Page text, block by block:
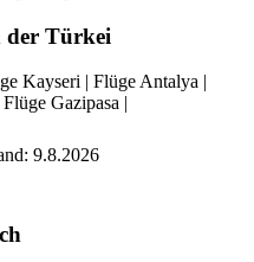
der Türkei
Kayseri | Flüge Antalya |
Gazipasa |
9.8.2026